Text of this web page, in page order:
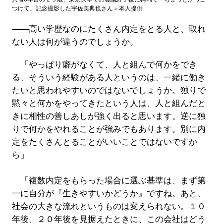
つけて」記念撮影した宇佐美典也さん＝本人提供
――高い学歴なのにたくさん内定をとる人と、取れ
ない人は何が違うのでしょうか。
「やっぱり癖がなくて、人と組んで何かをでき
る、そういう経験がある人というのは、一緒に働き
たいと思われやすいのではないでしょうか。独りで
黙々と何かをやってきたという人は、人と組んだと
きに相性の善しあしが強く出ると思います。逆に独
りで何かをやれることが強みでもあります。別に内
定をたくさんとることがいいことではないですか
ら」
「複数内定をもらった場合に選ぶ基準は、まず第
一に自分が『生きやすいかどうか』ですね。あと、
社会の大きな流れというものは変えられない。１０
年後、２０年後を見据えたときに、この会社はどう